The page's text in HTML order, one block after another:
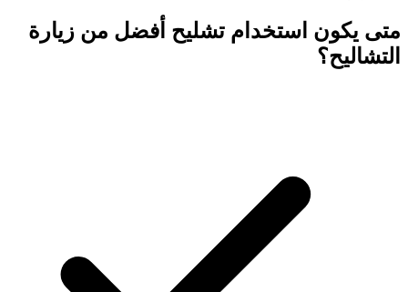
متى يكون استخدام تشليح أفضل من زيارة
التشاليح؟